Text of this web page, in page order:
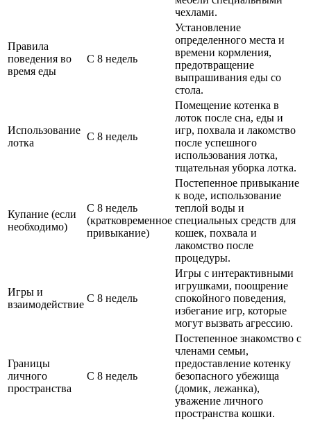
чехлами.
Правила
поведения во
время еды
С 8 недель
Установление
определенного места и
времени кормления,
предотвращение
выпрашивания еды со
стола.
Использование
лотка
С 8 недель
Помещение котенка в
лоток после сна, еды и
игр, похвала и лакомство
после успешного
использования лотка,
тщательная уборка лотка.
Купание (если
необходимо)
С 8 недель
(кратковременное
привыкание)
Постепенное привыкание
к воде, использование
теплой воды и
специальных средств для
кошек, похвала и
лакомство после
процедуры.
Игры и
взаимодействие
С 8 недель
Игры с интерактивными
игрушками, поощрение
спокойного поведения,
избегание игр, которые
могут вызвать агрессию.
Границы
личного
пространства
С 8 недель
Постепенное знакомство с
членами семьи,
предоставление котенку
безопасного убежища
(домик, лежанка),
уважение личного
пространства кошки.